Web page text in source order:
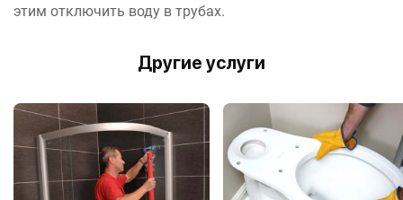
этим отключить воду в трубах.
Другие услуги